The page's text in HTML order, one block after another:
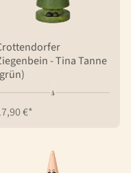
- Tina Tanne
€*